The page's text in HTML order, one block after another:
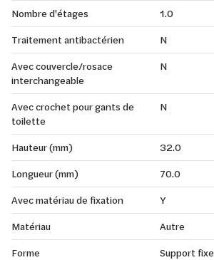
Nombre d'étages
1.0
Traitement antibactérien
N
Avec couvercle/rosace
interchangeable
N
Avec crochet pour gants de
toilette
N
Hauteur (mm)
32.0
Longueur (mm)
70.0
Avec matériau de fixation
Y
Matériau
Autre
Forme
Support fixe